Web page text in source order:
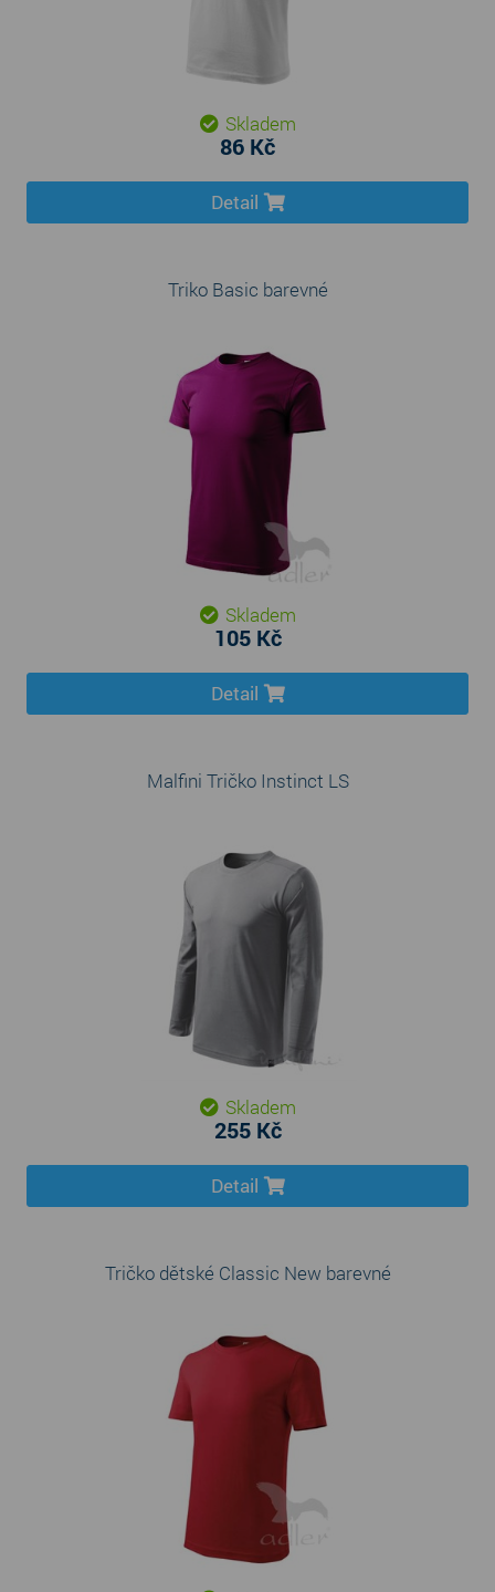
Skladem
86 Kč
Detail
Triko Basic barevné
Skladem
105 Kč
Detail
Malfini Tričko Instinct LS
Skladem
255 Kč
Detail
Tričko dětské Classic New barevné